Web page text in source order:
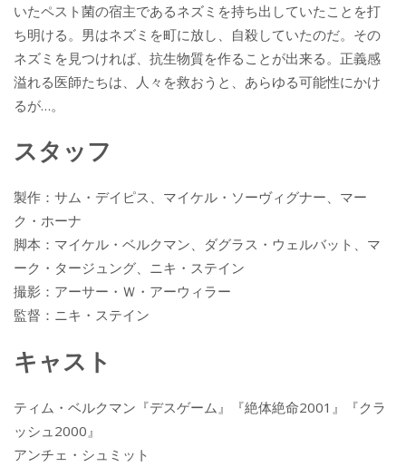
いたペスト菌の宿主であるネズミを持ち出していたことを打
ち明ける。男はネズミを町に放し、自殺していたのだ。その
ネズミを見つければ、抗生物質を作ることが出来る。正義感
溢れる医師たちは、人々を救おうと、あらゆる可能性にかけ
るが…。
スタッフ
製作：サム・デイピス、マイケル・ソーヴィグナー、マー
ク・ホーナ
脚本：マイケル・ベルクマン、ダグラス・ウェルバット、マ
ーク・タージュング、ニキ・ステイン
撮影：アーサー・Ｗ・アーウィラー
監督：ニキ・ステイン
キャスト
ティム・ベルクマン『デスゲーム』『絶体絶命2001』『クラ
ッシュ2000』
アンチェ・シュミット